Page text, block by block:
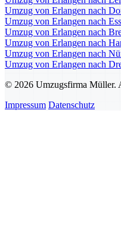
Umzug von Erlangen nach
Umzug von Erlangen nach
Umzug von Erlangen nach
Umzug von Erlangen nach
Umzug von Erlangen nach
Umzug von Erlangen nach
© 2026 Umzugsfirma Müller.
Impressum Datenschutz